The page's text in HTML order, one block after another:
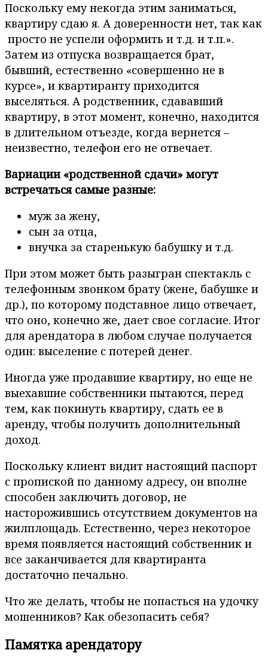
Поскольку ему некогда этим заниматься,
квартиру сдаю я. А доверенности нет, так как
просто не успели оформить и т.д. и т.п.».
Затем из отпуска возвращается брат,
бывший, естественно «совершенно не в
курсе», и квартиранту приходится
выселяться. А родственник, сдававший
квартиру, в этот момент, конечно, находится
в длительном отъезде, когда вернется –
неизвестно, телефон его не отвечает.
Вариации «родственной сдачи» могут
встречаться самые разные:
муж за жену,
сын за отца,
внучка за старенькую бабушку и т.д.
При этом может быть разыгран спектакль с
телефонным звонком брату (жене, бабушке и
др.), по которому подставное лицо отвечает,
что оно, конечно же, дает свое согласие. Итог
для арендатора в любом случае получается
один: выселение с потерей денег.
Иногда уже продавшие квартиру, но еще не
выехавшие собственники пытаются, перед
тем, как покинуть квартиру, сдать ее в
аренду, чтобы получить дополнительный
доход.
Поскольку клиент видит настоящий паспорт
с пропиской по данному адресу, он вполне
способен заключить договор, не
насторожившись отсутствием документов на
жилплощадь. Естественно, через некоторое
время появляется настоящий собственник и
все заканчивается для квартиранта
достаточно печально.
Что же делать, чтобы не попасться на удочку
мошенников? Как обезопасить себя?
Памятка арендатору